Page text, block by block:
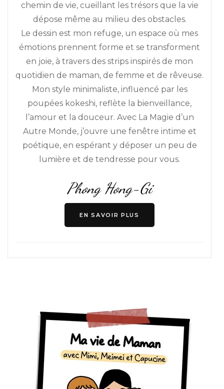
chemin de vie, cueillant les trésors que la vie
dépose même au milieu des obstacles.
Le dessin est mon refuge, un espace où mes
émotions prennent forme et se transforment
en joie, à travers des strips inspirés de mon
quotidien de maman, de femme et de rêveuse.
Mon style minimaliste, influencé par les
poupées kokeshi, reflète la bienveillance,
l’amour et la douceur. Avec La Magie d’un
Autre Monde, j’ouvre une fenêtre intime et
poétique, en espérant y déposer un peu de
lumière et de tendresse pour vous.
Phong Hong-Gi
EN SAVOIR PLUS